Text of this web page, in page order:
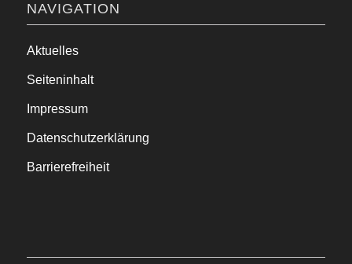
NAVIGATION
Aktuelles
Seiteninhalt
Impressum
Datenschutzerklärung
Barrierefreiheit